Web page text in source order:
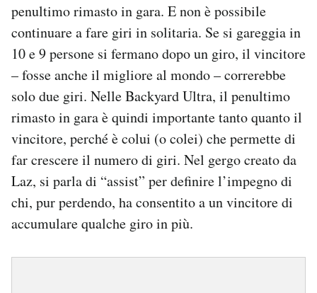
penultimo rimasto in gara. E non è possibile
continuare a fare giri in solitaria. Se si gareggia in
10 e 9 persone si fermano dopo un giro, il vincitore
– fosse anche il migliore al mondo – correrebbe
solo due giri. Nelle Backyard Ultra, il penultimo
rimasto in gara è quindi importante tanto quanto il
vincitore, perché è colui (o colei) che permette di
far crescere il numero di giri. Nel gergo creato da
Laz, si parla di “assist” per definire l’impegno di
chi, pur perdendo, ha consentito a un vincitore di
accumulare qualche giro in più.